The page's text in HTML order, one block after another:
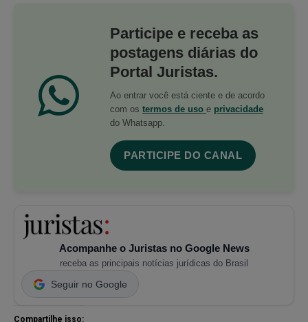
Participe e receba as
postagens diárias do
Portal Juristas.
Ao entrar você está ciente e de acordo
com os termos de uso e privacidade
do Whatsapp.
PARTICIPE DO CANAL
Acompanhe o Juristas no Google News
receba as principais notícias jurídicas do Brasil
Seguir no Google
Compartilhe isso: